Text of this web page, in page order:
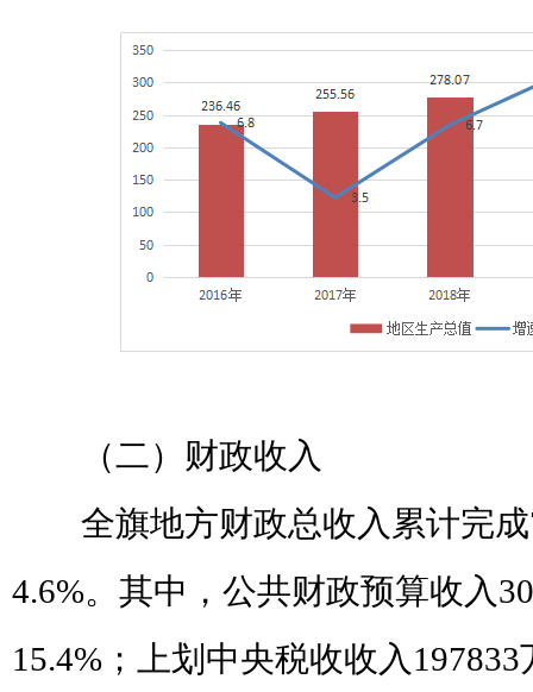
（二）财政收入
全旗地方财政总收入累计完成
4.6%。 其中，公共财政预算收入
15.4% ；上划中央税收收入 197833